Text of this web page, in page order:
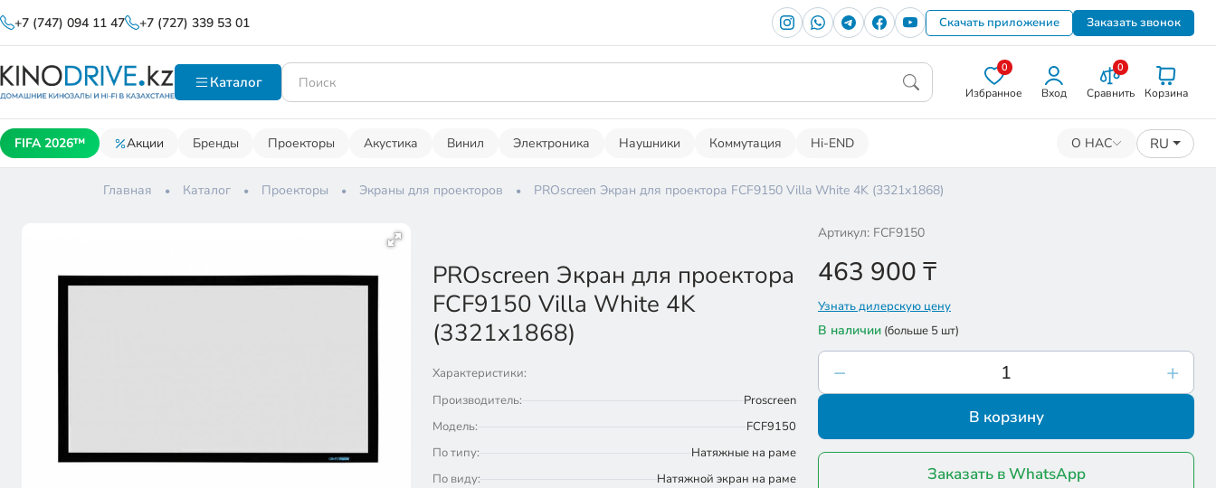
+7 (747) 094 11 47 +7 (727) 339 53 01 Скачать приложение Заказать звонок
Каталог
0
Избранное Вход
0
Сравнить Корзина
FIFA 2026™ Акции Бренды Проекторы Акустика Винил Электроника Наушники Коммутация Hi-END О НАС RU
Главная Каталог Проекторы Экраны для проекторов PROscreen Экран для проектора FCF9150 Villa White 4K (3321х1868)
PROscreen Экран для проектора
FCF9150 Villa White 4K
(3321х1868)
Характеристики:
Производитель:
Proscreen
Модель:
FCF9150
По типу:
Натяжные на раме
По виду:
Натяжной экран на раме
Артикул: FCF9150
463 900 ₸
Узнать дилерскую цену
В наличии (больше 5 шт)
В корзину
Заказать в WhatsApp